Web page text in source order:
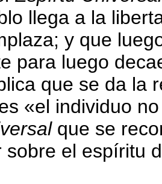
llega a la
y que
para luego
que se da la
«el individuo
que se
sobre el espíritu